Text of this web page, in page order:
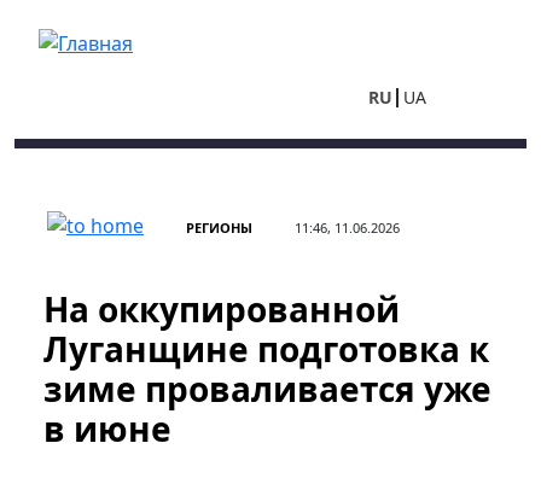
RU UA
РЕГИОНЫ 11:46, 11.06.2026
На оккупированной
Луганщине подготовка к
зиме проваливается уже
в июне